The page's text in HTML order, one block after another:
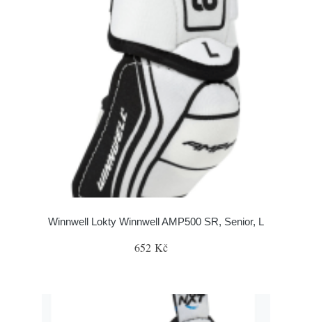
Winnwell Lokty Winnwell AMP500 SR, Senior, L
652 Kč